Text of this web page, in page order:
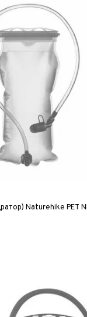
Naturehike PET